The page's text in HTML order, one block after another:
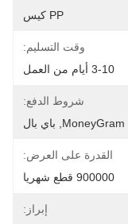
PP كيس
وقت التسليم:
3-10 أيام من العمل
شروط الدفع:
القدرة على العرض:
900000 قطع شهريا
إبراز: